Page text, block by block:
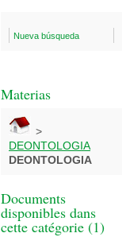
Nueva búsqueda
Materias
>
DEONTOLOGIA
DEONTOLOGIA
Documents
disponibles dans
cette catégorie (1)